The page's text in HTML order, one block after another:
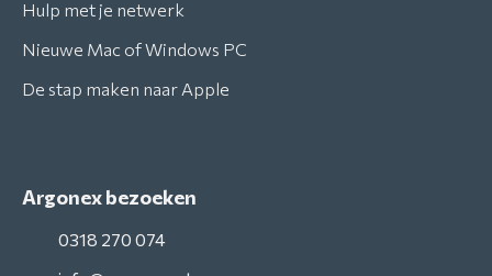
Hulp met je netwerk
Nieuwe Mac of Windows PC
De stap maken naar Apple
Argonex bezoeken
0318 270 074